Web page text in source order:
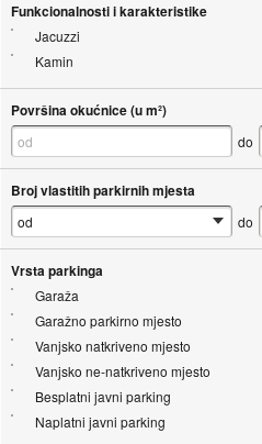
Funkcionalnosti i karakteristike
Jacuzzi
Kamin
Površina okućnice (u m²)
do
Broj vlastitih parkirnih mjesta
do
Vrsta parkinga
Garaža
Garažno parkirno mjesto
Vanjsko natkriveno mjesto
Vanjsko ne-natkriveno mjesto
Besplatni javni parking
Naplatni javni parking